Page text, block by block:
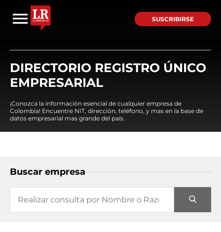
SUSCRIBIRSE
DIRECTORIO REGISTRO ÚNICO
EMPRESARIAL
¡Conozca la información esencial de cualquier empresa de
Colombia! Encuentre NIT, dirección, teléfono, y mas en la base de
datos empresarial mas grande del país.
Buscar empresa